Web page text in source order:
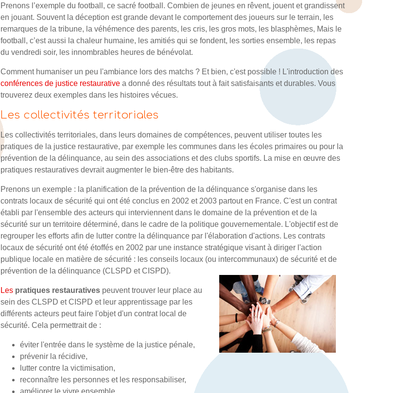
Prenons l’exemple du football, ce sacré football. Combien de jeunes en rêvent, jouent et grandissent
en jouant. Souvent la déception est grande devant le comportement des joueurs sur le terrain, les
remarques de la tribune, la véhémence des parents, les cris, les gros mots, les blasphèmes, Mais le
football, c’est aussi la chaleur humaine, les amitiés qui se fondent, les sorties ensemble, les repas
du vendredi soir, les innombrables heures de bénévolat.
Comment humaniser un peu l'ambiance lors des matchs ? Et bien, c'est possible ! L'introduction des
conférences de justice restaurative a donné des résultats tout à fait satisfaisants et durables. Vous
trouverez deux exemples dans les histoires vécues.
Les collectivités territoriales
Les collectivités territoriales, dans leurs domaines de compétences, peuvent utiliser toutes les
pratiques de la justice restaurative, par exemple les communes dans les écoles primaires ou pour la
prévention de la délinquance, au sein des associations et des clubs sportifs. La mise en œuvre des
pratiques restauratives devrait augmenter le bien-être des habitants.
Prenons un exemple : la planification de la prévention de la délinquance s'organise dans les
contrats locaux de sécurité qui ont été conclus en 2002 et 2003 partout en France. C'est un contrat
établi par l'ensemble des acteurs qui interviennent dans le domaine de la prévention et de la
sécurité sur un territoire déterminé, dans le cadre de la politique gouvernementale. L'objectif est de
regrouper les efforts afin de lutter contre la délinquance par l'élaboration d'actions. Les contrats
locaux de sécurité ont été étoffés en 2002 par une instance stratégique visant à diriger l'action
publique locale en matière de sécurité : les conseils locaux (ou intercommunaux) de sécurité et de
prévention de la délinquance (CLSPD et CISPD).
Les pratiques restauratives peuvent trouver leur place au
sein des CLSPD et CISPD et leur apprentissage par les
différents acteurs peut faire l'objet d'un contrat local de
sécurité. Cela permettrait de :
éviter l'entrée dans le système de la justice pénale,
prévenir la récidive,
lutter contre la victimisation,
reconnaître les personnes et les responsabiliser,
améliorer le vivre ensemble.